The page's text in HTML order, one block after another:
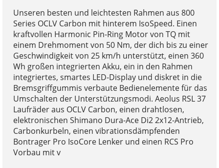
Unseren besten und leichtesten Rahmen aus 800
Series OCLV Carbon mit hinterem IsoSpeed. Einen
kraftvollen Harmonic Pin-Ring Motor von TQ mit
einem Drehmoment von 50 Nm, der dich bis zu einer
Geschwindigkeit von 25 km/h unterstützt, einen 360
Wh großen integrierten Akku, ein in den Rahmen
integriertes, smartes LED-Display und diskret in die
Bremsgriffgummis verbaute Bedienelemente für das
Umschalten der Unterstützungsmodi. Aeolus RSL 37
Laufräder aus OCLV Carbon, einen drahtlosen,
elektronischen Shimano Dura-Ace Di2 2x12-Antrieb,
Carbonkurbeln, einen vibrationsdämpfenden
Bontrager Pro IsoCore Lenker und einen RCS Pro
Vorbau mit v